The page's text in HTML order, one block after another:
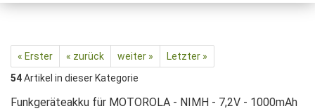
« Erster « zurück weiter »
Letzter »
54Artikel in dieser Kategorie
Funkgeräteakku für MOTOROLA - NIMH - 7,2V - 1000mAh